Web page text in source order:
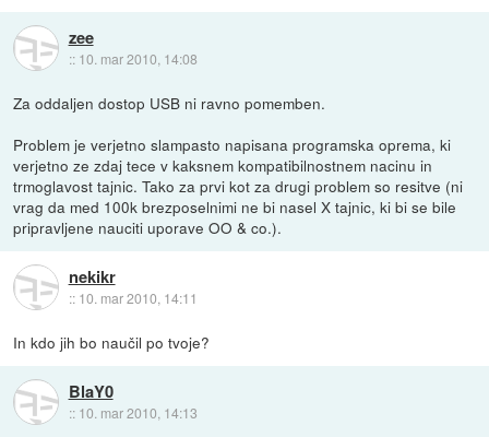
zee
:: 10. mar 2010, 14:08
Za oddaljen dostop USB ni ravno pomemben.
Problem je verjetno slampasto napisana programska oprema, ki
verjetno ze zdaj tece v kaksnem kompatibilnostnem nacinu in
trmoglavost tajnic. Tako za prvi kot za drugi problem so resitve (ni
vrag da med 100k brezposelnimi ne bi nasel X tajnic, ki bi se bile
pripravljene nauciti uporave OO & co.).
nekikr
:: 10. mar 2010, 14:11
In kdo jih bo naučil po tvoje?
BlaY0
:: 10. mar 2010, 14:13